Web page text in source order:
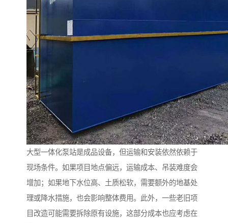
大型一体化泵站是成品设备，但运输和安装依然依赖于
现场条件。如果项目地点偏远，运输成本、吊装难度会
增加；如果地下水位高、土质松软，需要额外的地基处
理或降水措施，也会影响整体费用。此外，一些老旧项
目改造可能需要拆除原有设施，这部分成本也应考虑在